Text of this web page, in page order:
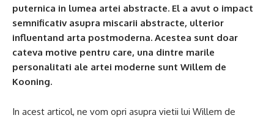
puternica in lumea artei abstracte. El a avut o impact
semnificativ asupra miscarii abstracte, ulterior
influentand arta postmoderna. Acestea sunt doar
cateva motive pentru care, una dintre marile
personalitati ale artei moderne sunt Willem de
Kooning.
In acest articol, ne vom opri asupra vietii lui Willem de